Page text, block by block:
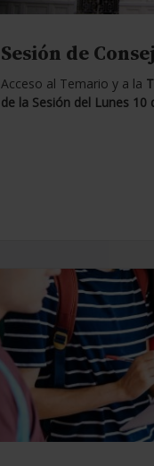
Sesión de
Acceso al Temario y a la
de la Sesión del Lunes 10